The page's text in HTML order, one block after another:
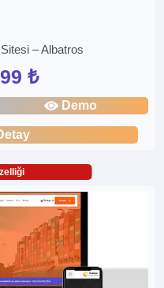
– Albatros
₺
Demo